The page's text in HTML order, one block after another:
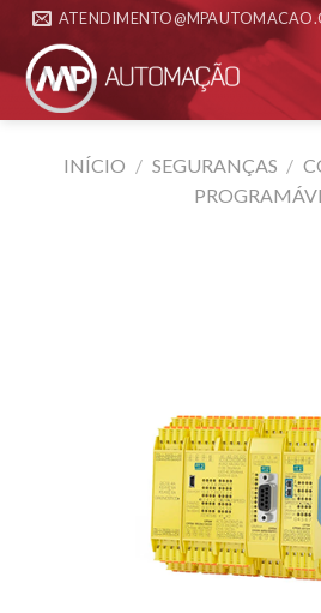
Skip
content
INÍCIO / SEGURANÇAS /